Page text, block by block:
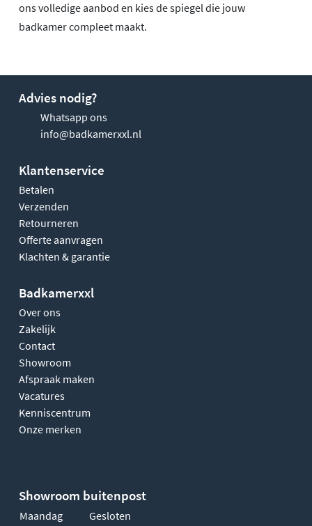
ons volledige aanbod en kies de spiegel die jouw
badkamer compleet maakt.
Advies nodig?
Whatsapp ons
info@badkamerxxl.nl
Klantenservice
Betalen
Verzenden
Retourneren
Offerte aanvragen
Klachten & garantie
Badkamerxxl
Over ons
Zakelijk
Contact
Showroom
Afspraak maken
Vacatures
Kenniscentrum
Onze merken
Showroom buitenpost
Maandag Gesloten